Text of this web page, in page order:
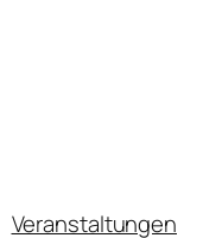
Veranstaltungen